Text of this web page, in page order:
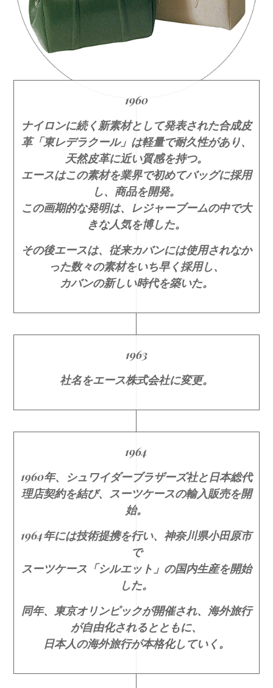
1960
ナイロンに続く新素材として発表された合成皮
革「東レデラクール」は軽量で耐久性があり、
天然皮革に近い質感を持つ。
エースはこの素材を業界で初めてバッグに採用
し、商品を開発。
この画期的な発明は、レジャーブームの中で大
きな人気を博した。
その後エースは、従来カバンには使用されなか
った数々の素材をいち早く採用し、
カバンの新しい時代を築いた。
1963
社名をエース株式会社に変更。
1964
1960年、シュワイダーブラザーズ社と日本総代
理店契約を結び、スーツケースの輸入販売を開
始。
1964年には技術提携を行い、神奈川県小田原市
で
スーツケース「シルエット」の国内生産を開始
した。
同年、東京オリンピックが開催され、海外旅行
が自由化されるとともに、
日本人の海外旅行が本格化していく。